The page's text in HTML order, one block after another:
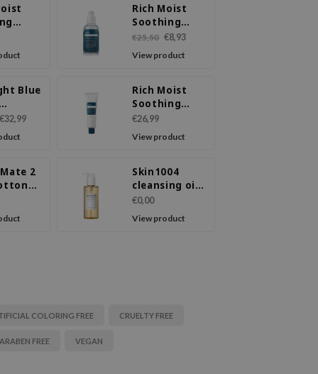
Rich Moist
Soothing
Serum
€25,50 €8,93
View product
Blue
Rich Moist
Soothing
Cream
€26,99
View product
2
Skin1004
cleansing oil
200ml
€0,00
View product
COLORING FREE CRUELTY FREE
FREE VEGAN